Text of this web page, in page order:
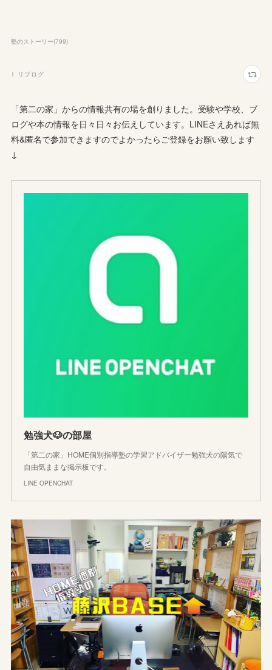
塾のストーリー(799)
1 リブログ
「第二の家」からの情報共有の場を創りました。受験や学校、ブ
ログや本の情報を日々日々お伝えしています。LINEさえあれば無
料&匿名で参加できますのでよかったらご登録をお願い致します
↓
勉強犬🐶の部屋
「第二の家」HOME個別指導塾の学習アドバイザー勉強犬の陽気で
自由気ままな掲示板です。
LINE OPENCHAT